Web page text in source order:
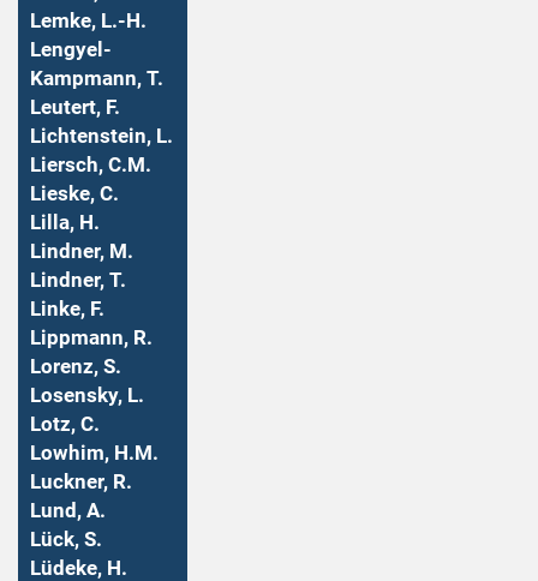
Lemke, L.-H.
Lengyel-
Kampmann, T.
Leutert, F.
Lichtenstein, L.
Liersch, C.M.
Lieske, C.
Lilla, H.
Lindner, M.
Lindner, T.
Linke, F.
Lippmann, R.
Lorenz, S.
Losensky, L.
Lotz, C.
Lowhim, H.M.
Luckner, R.
Lund, A.
Lück, S.
Lüdeke, H.